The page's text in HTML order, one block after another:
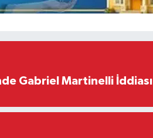
Gabriel Martinelli İddiası